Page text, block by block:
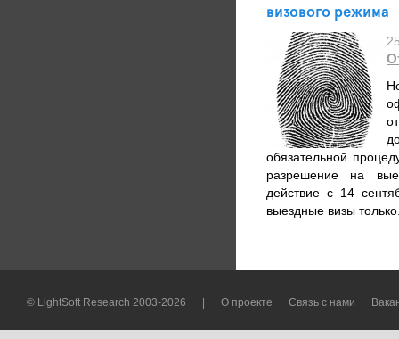
визового режима
обязательной
разрешение на
действие с 14
выездные визы
© LightSoft Research 2003-2026 О проекте Связь с нами